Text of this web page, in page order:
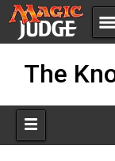
Apps
Policies
The